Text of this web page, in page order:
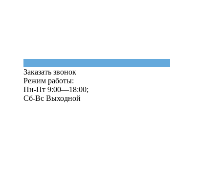
Заказать звонок
Режим работы:
Пн-Пт 9:00—18:00;
Сб-Вс Выходной